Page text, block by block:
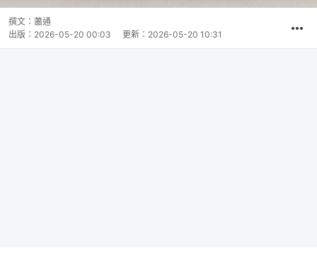
撰文： 蕭通
出版： 2026-05-20 00:03 更新： 2026-05-20 10:31